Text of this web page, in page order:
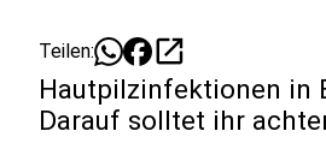
Teilen: open_in_new
Hautpilzinfektionen in
Darauf solltet ihr